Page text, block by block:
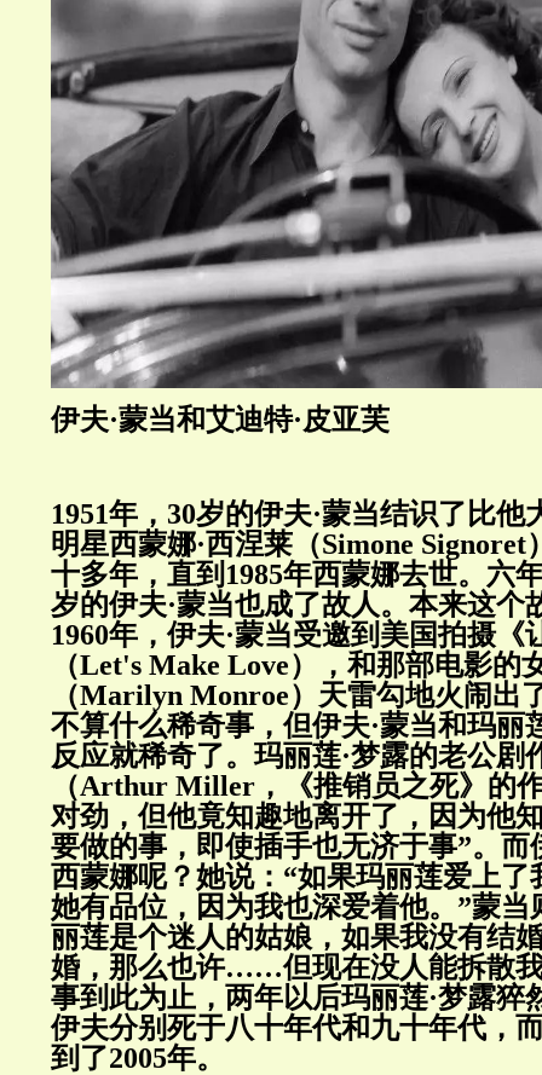
伊夫·蒙当和艾迪特·皮亚芙
1951年，30岁的伊夫·蒙当结识了比他
明星西蒙娜·西涅莱（Simone
十多年，直到1985年西蒙娜去世。六
岁的伊夫·蒙当也成了故人。本来这个
1960年，伊夫·蒙当受邀到美国拍摄《
（Let's Make Love），和那部电影的
（Marilyn Monroe）天雷勾地火闹出
不算什么稀奇事，但伊夫·蒙当和玛丽
反应就稀奇了。玛丽莲·梦露的老公剧
（Arthur Miller，《推销员之死》的
对劲，但他竟知趣地离开了，因为他
要做的事，即使插手也无济于事”。而
西蒙娜呢？她说：“如果玛丽莲爱上了
她有品位，因为我也深爱着他。”蒙当
丽莲是个迷人的姑娘，如果我没有结
婚，那么也许……但现在没人能拆散
事到此为止，两年以后玛丽莲·梦露猝
伊夫分别死于八十年代和九十年代，
到了2005年。